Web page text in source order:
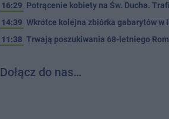
16:29 Potrącenie kobiety na Św. Ducha.
14:39 Wkrótce kolejna zbiórka gabarytów w
11:38 Trwają poszukiwania 68-letniego
Dołącz do nas…